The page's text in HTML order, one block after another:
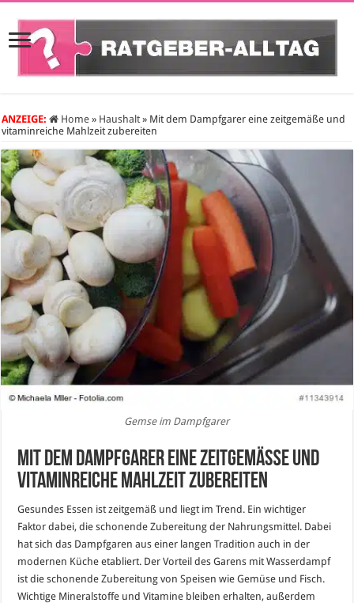
ANZEIGE: Home » Haushalt » Mit dem Dampfgarer eine zeitgemäße und
vitaminreiche Mahlzeit zubereiten
Gemse im Dampfgarer
Mit dem Dampfgarer eine zeitgemäße und
vitaminreiche Mahlzeit zubereiten
Gesundes Essen ist zeitgemäß und liegt im Trend. Ein wichtiger
Faktor dabei, die schonende Zubereitung der Nahrungsmittel. Dabei
hat sich das Dampfgaren aus einer langen Tradition auch in der
modernen Küche etabliert. Der Vorteil des Garens mit Wasserdampf
ist die schonende Zubereitung von Speisen wie Gemüse und Fisch.
Wichtige Mineralstoffe und Vitamine bleiben erhalten, außerdem